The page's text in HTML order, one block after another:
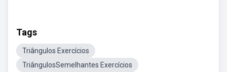
Tags
Triângulos Exercícios
TriângulosSemelhantes Exercícios